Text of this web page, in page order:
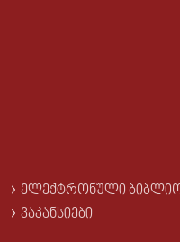
ᲔᲚᲔᲥᲢᲠᲝᲜᲣᲚᲘ
ᲕᲐᲙᲐᲜᲡᲘᲔᲑᲘ